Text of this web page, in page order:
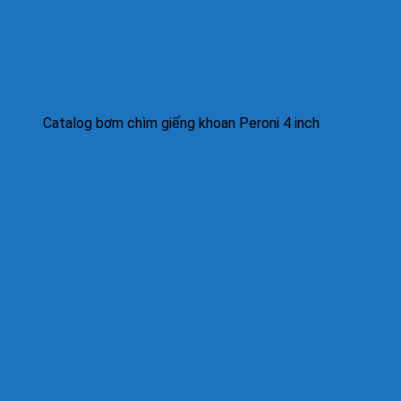
Catalog bơm chìm giếng khoan Peroni 4 inch